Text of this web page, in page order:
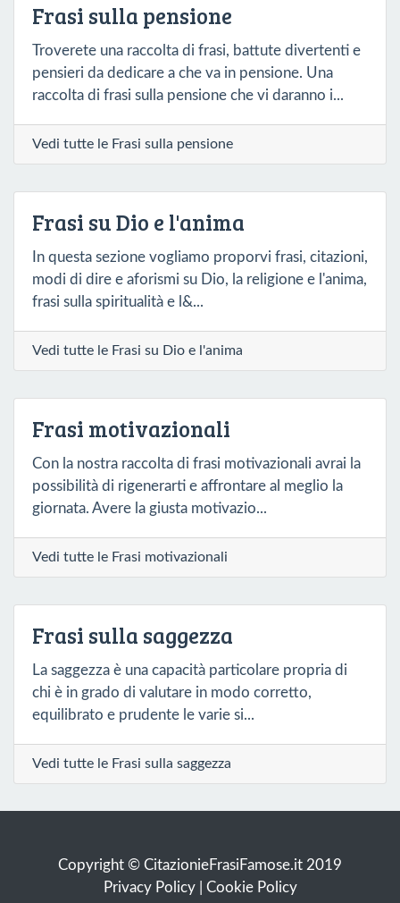
Frasi sulla pensione
Troverete una raccolta di frasi, battute divertenti e
pensieri da dedicare a che va in pensione. Una
raccolta di frasi sulla pensione che vi daranno i...
Vedi tutte le Frasi sulla pensione
Frasi su Dio e l'anima
In questa sezione vogliamo proporvi frasi, citazioni,
modi di dire e aforismi su Dio, la religione e l'anima,
frasi sulla spiritualità e l&...
Vedi tutte le Frasi su Dio e l'anima
Frasi motivazionali
Con la nostra raccolta di frasi motivazionali avrai la
possibilità di rigenerarti e affrontare al meglio la
giornata. Avere la giusta motivazio...
Vedi tutte le Frasi motivazionali
Frasi sulla saggezza
La saggezza è una capacità particolare propria di
chi è in grado di valutare in modo corretto,
equilibrato e prudente le varie si...
Vedi tutte le Frasi sulla saggezza
Copyright © CitazionieFrasiFamose.it 2019
Privacy Policy| Cookie Policy